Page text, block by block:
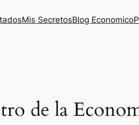
Mis SecretosBlog Economico
de la